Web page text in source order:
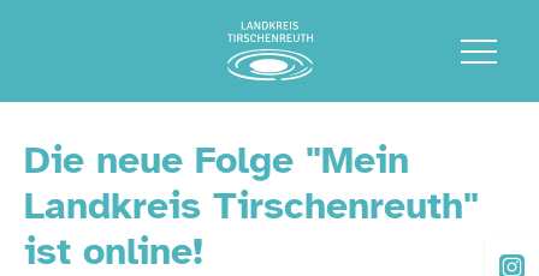
Die neue Folge "Mein
Landkreis Tirschenreuth"
ist online!